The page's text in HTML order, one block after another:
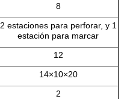
8
2 estaciones para perforar, y 1
estación para marcar
12
14×10×20
2